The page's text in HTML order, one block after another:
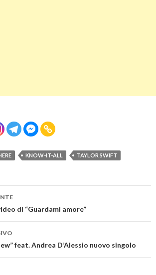
KNOW-IT-ALL TAYLOR SWIFT
di “Guardami amore”
feat. Andrea D’Alessio nuovo singolo